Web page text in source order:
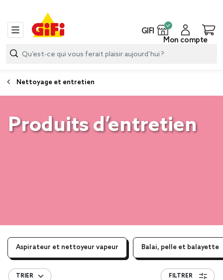
GIFI
Mon compte
Nettoyage et entretien
Produits d’entretien
Aspirateur et nettoyeur vapeur Balai, pelle et balayette
TRIER FILTRER